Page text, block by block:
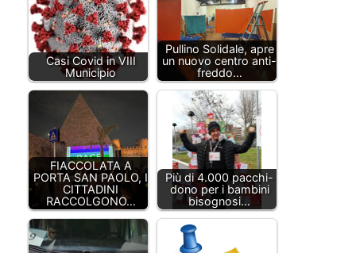
Casi Covid in VIII
Municipio
Pullino Solidale, apre
un nuovo centro anti-
freddo…
FIACCOLATA A
PORTA SAN PAOLO, I
CITTADINI
RACCOLGONO…
Più di 4.000 pacchi-
dono per i bambini
bisognosi…